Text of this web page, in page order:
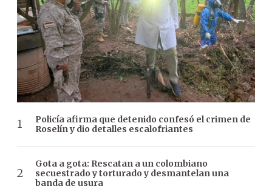
Policía afirma que detenido confesó el crimen de
Roselín y dio detalles escalofriantes
Gota a gota: Rescatan a un colombiano
secuestrado y torturado y desmantelan una
banda de usura